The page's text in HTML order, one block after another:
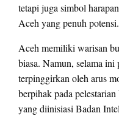
tetapi juga simbol
Aceh yang penuh potensi.
Aceh memiliki warisan
biasa. Namun, selama ini
terpinggirkan oleh arus
berpihak pada
yang diinisiasi Badan